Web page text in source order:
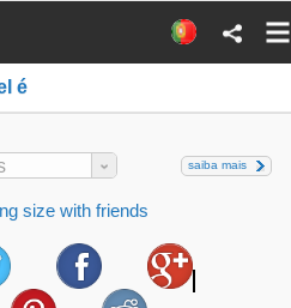
é
saiba mais
size with friends